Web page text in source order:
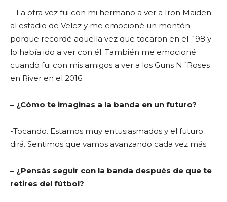
– La otra vez fui con mi hermano a ver a Iron Maiden
al estadio de Velez y me emocioné un montón
porque recordé aquella vez que tocaron en el ´98 y
lo había ido a ver con él. También me emocioné
cuando fui con mis amigos a ver a los Guns N´Roses
en River en el 2016.
– ¿Cómo te imaginas a la banda en un futuro?
-Tocando. Estamos muy entusiasmados y el futuro
dirá. Sentimos que vamos avanzando cada vez más.
– ¿Pensás seguir con la banda después de que te
retires del fútbol?